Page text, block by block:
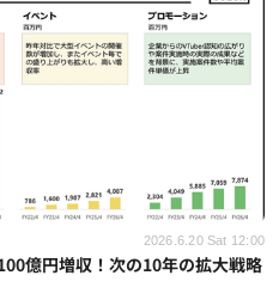
2026.6.20 Sat 12:00
億円増収！次の10年の拡大戦略